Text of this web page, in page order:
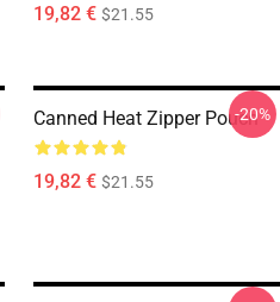
19,82 € $21.55
Canned Heat Zipper Pouch
19,82 € $21.55
-20%